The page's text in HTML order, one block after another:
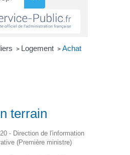
> Logement > Achat
terrain
- Direction de l'information
(Première ministre)